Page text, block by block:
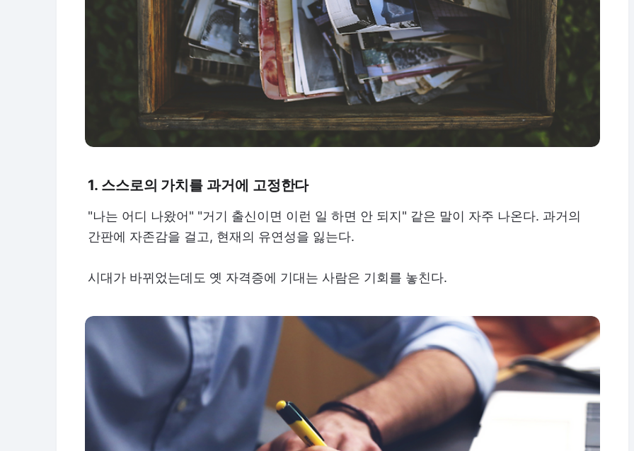
1. 스스로의 가치를 과거에 고정한다
"나는 어디 나왔어" "거기 출신이면 이런 일 하면 안 되지" 같은 말이 자주 나온다. 과거의
간판에 자존감을 걸고, 현재의 유연성을 잃는다.
시대가 바뀌었는데도 옛 자격증에 기대는 사람은 기회를 놓친다.